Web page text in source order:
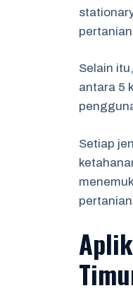
Selain
antara 5
Setiap